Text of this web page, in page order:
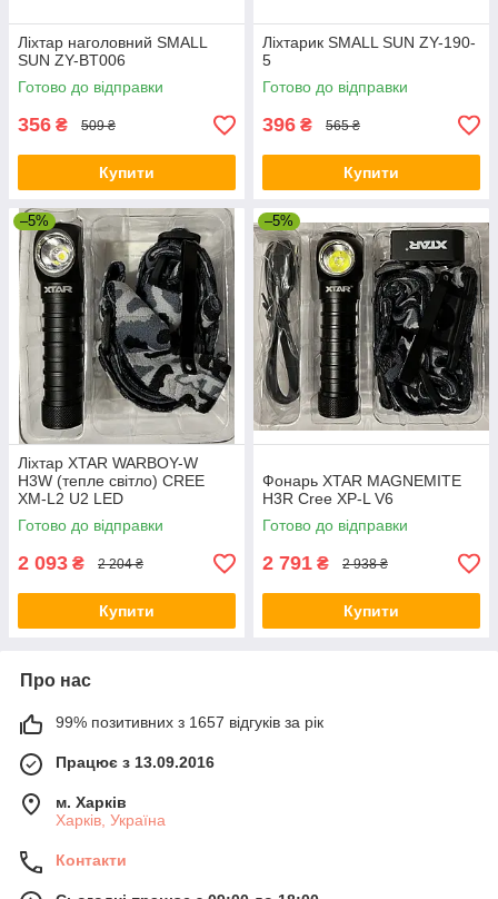
Ліхтар наголовний SMALL
SUN ZY-BT006
Готово до відправки
356 ₴ 509 ₴
Купити
Ліхтарик SMALL SUN ZY-190-
5
Готово до відправки
396 ₴ 565 ₴
Купити
–5%
Ліхтар XTAR WARBOY-W
H3W (тепле світло) CREE
XM-L2 U2 LED
Готово до відправки
2 093 ₴ 2 204 ₴
Купити
–5%
Фонарь XTAR MAGNEMITE
H3R Cree XP-L V6
Готово до відправки
2 791 ₴ 2 938 ₴
Купити
Про нас
99% позитивних з 1657 відгуків за рік
Працює з 13.09.2016
м. Харків
Харків, Україна
Контакти